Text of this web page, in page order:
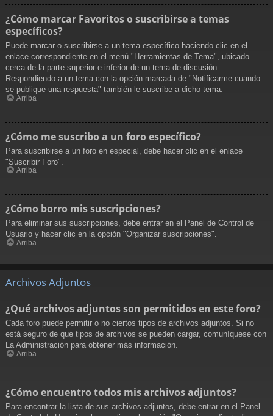
¿Cómo marcar Favoritos o suscribirse a temas
específicos?
Puede marcar o suscribirse a un tema específico haciendo clic en el
enlace correspondiente en el menú "Herramientas de Tema", ubicado
cerca de la parte superior e inferior de un tema de discusión.
Respondiendo a un tema con la opción marcada de "Notificarme cuando
se publique una respuesta" también le suscribe a dicho tema.
Arriba
¿Cómo me suscribo a un foro específico?
Para suscribirse a un foro en especial, debe hacer clic en el enlace
"Suscribir Foro".
Arriba
¿Cómo borro mis suscripciones?
Para eliminar sus suscripciones, debe entrar en el Panel de Control de
Usuario y hacer clic en la opción "Organizar suscripciones".
Arriba
Archivos Adjuntos
¿Qué archivos adjuntos son permitidos en este foro?
Cada foro puede permitir o no ciertos tipos de archivos adjuntos. Si no
está seguro de que tipos de archivos se pueden cargar, comuníquese con
La Administración para obtener más información.
Arriba
¿Cómo encuentro todos mis archivos adjuntos?
Para encontrar la lista de sus archivos adjuntos, debe entrar en el Panel